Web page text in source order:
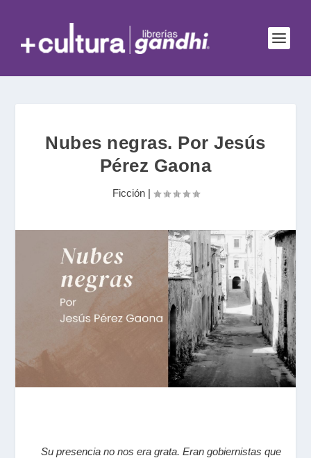
Nubes negras. Por Jesús
Pérez Gaona
Ficción|
Su presencia no nos era grata. Eran gobiernistas que